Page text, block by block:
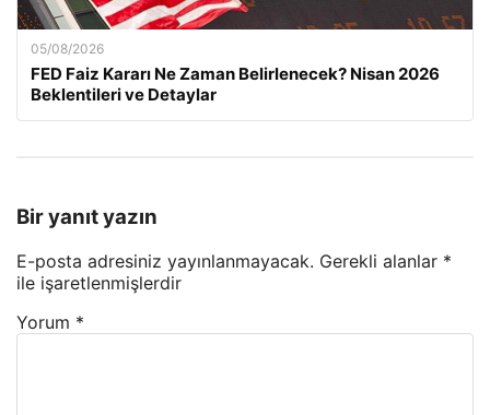
05/08/2026
FED Faiz Kararı Ne Zaman Belirlenecek? Nisan 2026
Beklentileri ve Detaylar
Bir yanıt yazın
E-posta adresiniz yayınlanmayacak. Gerekli alanlar *
ile işaretlenmişlerdir
Yorum *